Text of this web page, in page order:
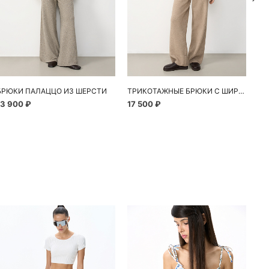
ПАЛАЦЦО ИЗ ШЕРСТИ
900 ₽
ТРИКОТАЖНЫЕ БРЮКИ С ШИРОКИМ ПОЯСОМ
17 500 ₽